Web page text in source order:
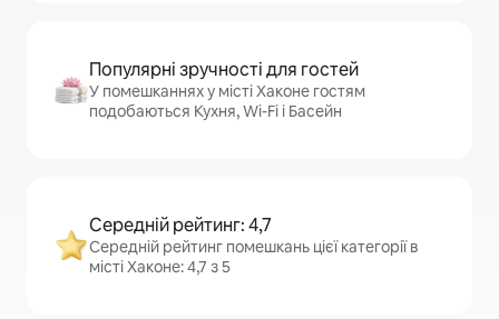
Популярні зручності для гостей
У помешканнях у місті Хаконе гостям
подобаються Кухня, Wi-Fi і Басейн
Середній рейтинг: 4,7
Середній рейтинг помешкань цієї категорії в
місті Хаконе: 4,7 з 5